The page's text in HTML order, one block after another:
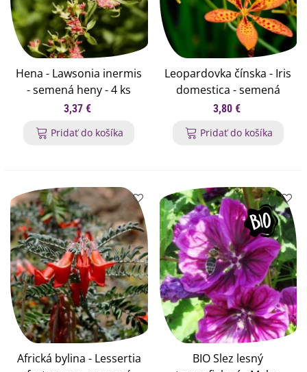
Hena - Lawsonia inermis
- semená heny - 4 ks
3,37 €
Pridať do košíka
Leopardovka čínska - Iris
domestica - semená
leopardovky - 5 ks
3,80 €
Pridať do košíka
Africká bylina - Lessertia
BIO Slez lesný